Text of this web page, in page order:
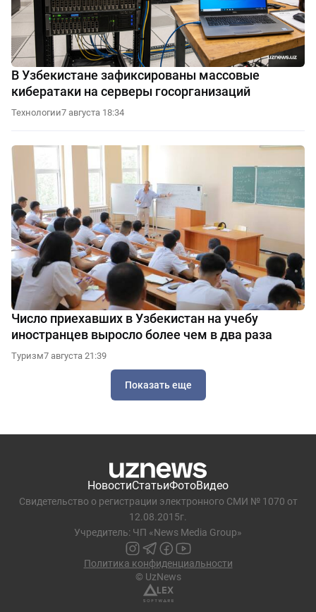
В Узбекистане зафиксированы массовые
кибератаки на серверы госорганизаций
Технологии7 августа 18:34
Число приехавших в Узбекистан на учебу
иностранцев выросло более чем в два раза
Туризм7 августа 21:39
Показать еще
НовостиСтатьиФотоВидео
Свидетельство о регистрации электронного СМИ № 1070 от
12.08.2015г.
Учредитель: ЧП «News Media Group»
Политика конфиденциальности
© UzNews